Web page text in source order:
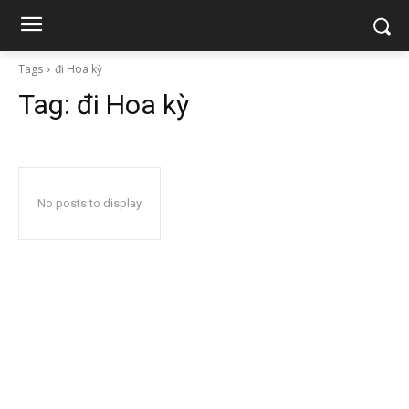
Tags đi Hoa kỳ
Tag: đi Hoa kỳ
No posts to display